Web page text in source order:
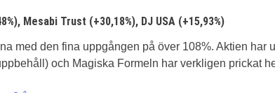
Mesabi Trust (+30,18%), DJ USA (+15,93%)
med den fina uppgången på över 108%. Aktien har
och Magiska Formeln har verkligen prickat